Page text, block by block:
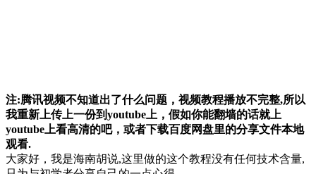
注:腾讯视频不知道出了什么问题，视频教程播放不完整,所以
我重新上传上一份到youtube上，假如你能翻墙的话就上
youtube上看高清的吧，或者下载百度网盘里的分享文件本地
观看.
大家好，我是海南胡说,这里做的这个教程没有任何技术含量,